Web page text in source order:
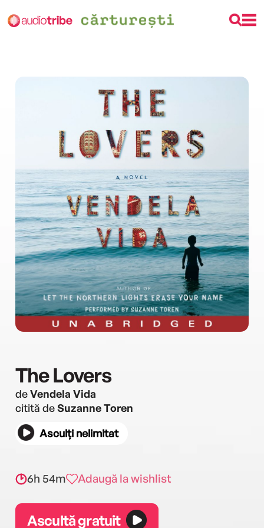
The Lovers
deVendela Vida
citită deSuzanne Toren
Asculți nelimitat
6h 54m Adaugă la wishlist
Ascultă gratuit